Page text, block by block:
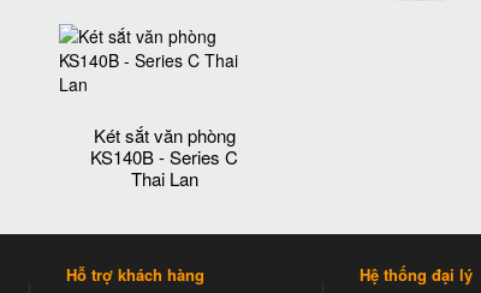
Két sắt văn phòng
KS140B - Series C
Thai Lan
Hỗ trợ khách hàng
Hệ thống đại lý